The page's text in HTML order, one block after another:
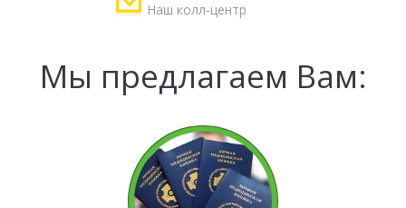
Наш колл-центр
Мы предлагаем Вам: